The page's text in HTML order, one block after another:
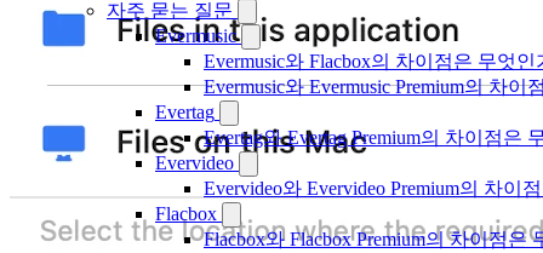
자주 묻는 질문
Evermusic
Evermusic와 Flacbox의 차이점은 무엇인
Evermusic와 Evermusic Premium의 차이
Evertag
Evertag와 Evertag Premium의 차이점은
Evervideo
Evervideo와 Evervideo Premium의 차이
Flacbox
Flacbox와 Flacbox Premium의 차이점은